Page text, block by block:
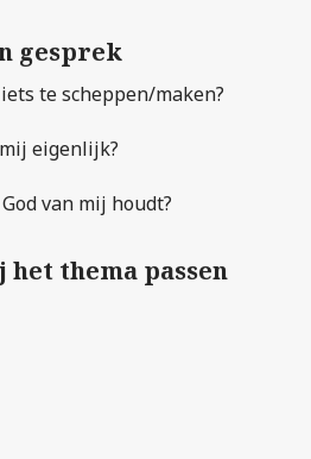
gesprek
te scheppen/maken?
eigenlijk?
van mij houdt?
thema passen